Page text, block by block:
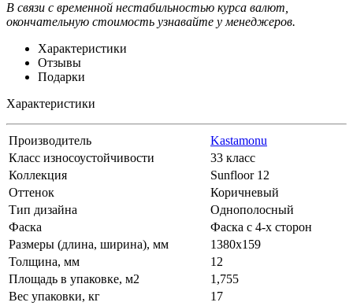
В связи с временной нестабильностью курса валют,
окончательную стоимость узнавайте у менеджеров.
Характеристики
Отзывы
Подарки
Характеристики
Производитель
Kastamonu
Класс износоустойчивости
33 класс
Коллекция
Sunfloor 12
Оттенок
Коричневый
Тип дизайна
Однополосный
Фаска
Фаска с 4-х сторон
Размеры (длина, ширина), мм
1380х159
Толщина, мм
12
Площадь в упаковке, м2
1,755
Вес упаковки, кг
17